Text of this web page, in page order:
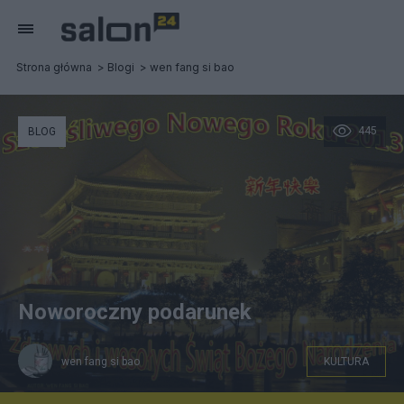
Strona główna Blogi wen fang si bao
445
BLOG
Noworoczny podarunek
wen fang si bao KULTURA